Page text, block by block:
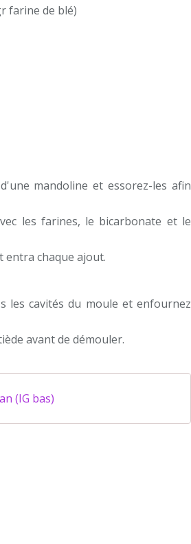
farine de blé)
mandoline et essorez-les afin
les farines, le bicarbonate et le
chaque ajout.
les cavités du moule et enfournez
avant de démouler.
(IG bas)